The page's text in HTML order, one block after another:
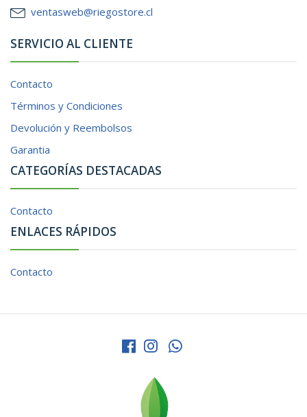
ventasweb@riegostore.cl
SERVICIO AL CLIENTE
Contacto
Términos y Condiciones
Devolución y Reembolsos
Garantia
CATEGORÍAS DESTACADAS
Contacto
ENLACES RÁPIDOS
Contacto